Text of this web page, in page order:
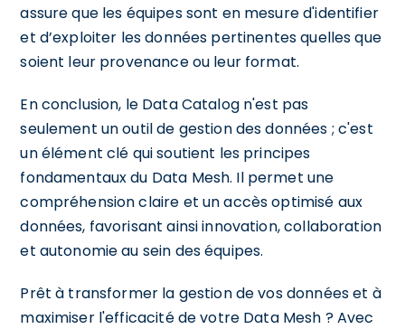
assure que les équipes sont en mesure d'identifier
et d’exploiter les données pertinentes quelles que
soient leur provenance ou leur format.
En conclusion, le Data Catalog n'est pas
seulement un outil de gestion des données ; c'est
un élément clé qui soutient les principes
fondamentaux du Data Mesh. Il permet une
compréhension claire et un accès optimisé aux
données, favorisant ainsi innovation, collaboration
et autonomie au sein des équipes.
Prêt à transformer la gestion de vos données et à
maximiser l'efficacité de votre Data Mesh ? Avec